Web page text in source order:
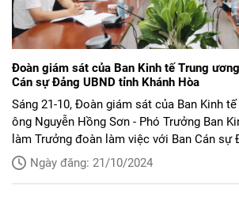
Đoàn giám sát của Ban Kinh tế Trung
Cán sự Đảng UBND tỉnh Khánh Hòa
Sáng 21-10, Đoàn giám sát của Ban Kinh
ông Nguyễn Hồng Sơn - Phó Trưởng Ban
làm Trưởng đoàn làm việc với Ban Cán sự
Khánh Hòa về lãnh đạo, chỉ đạo và tổ
quyết 09 của Bộ Chính trị về xây dựng, phát
Ngày đăng: 21/10/2024